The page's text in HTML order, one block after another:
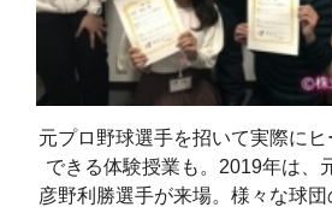
元プロ野球選手を招いて実際に
できる体験授業も。2019年は、
彦野利勝選手が来場。様々な球